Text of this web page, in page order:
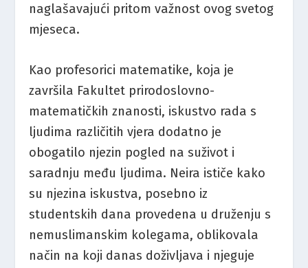
naglašavajući pritom važnost ovog svetog
mjeseca.
Kao profesorici matematike, koja je
završila Fakultet prirodoslovno-
matematičkih znanosti, iskustvo rada s
ljudima različitih vjera dodatno je
obogatilo njezin pogled na suživot i
saradnju među ljudima. Neira ističe kako
su njezina iskustva, posebno iz
studentskih dana provedena u druženju s
nemuslimanskim kolegama, oblikovala
način na koji danas doživljava i njeguje